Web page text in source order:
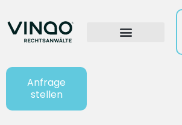
Anfrage
stellen